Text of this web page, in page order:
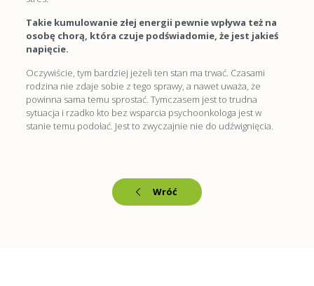
Takie kumulowanie złej energii pewnie wpływa też na
osobę chorą, która czuje podświadomie, że jest jakieś
napięcie.
Oczywiście, tym bardziej jeżeli ten stan ma trwać. Czasami
rodzina nie zdaje sobie z tego sprawy, a nawet uważa, że
powinna sama temu sprostać. Tymczasem jest to trudna
sytuacja i rzadko kto bez wsparcia psychoonkologa jest w
stanie temu podołać. Jest to zwyczajnie nie do udźwignięcia.
Wróć